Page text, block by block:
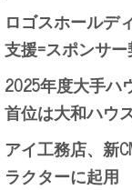
ロゴスホールデ
支援=スポンサ
2025年度大手ハ
首位は大和ハウ
アイ工務店、新
ラクターに起用